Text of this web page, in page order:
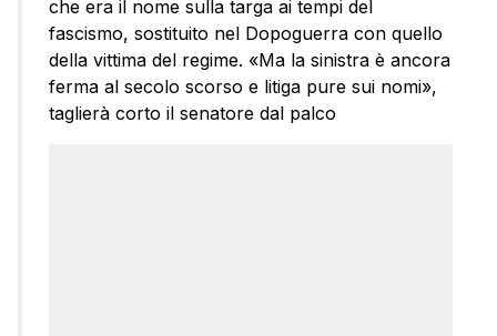
che era il nome sulla targa ai tempi del
fascismo, sostituito nel Dopoguerra con quello
della vittima del regime. «Ma la sinistra è ancora
ferma al secolo scorso e litiga pure sui nomi»,
taglierà corto il senatore dal palco